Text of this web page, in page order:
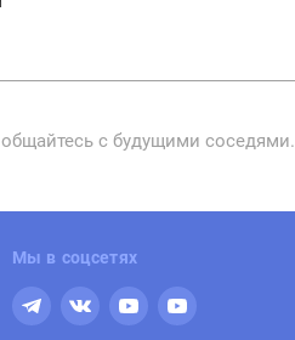
с будущими соседями.
Мы в соцсетях